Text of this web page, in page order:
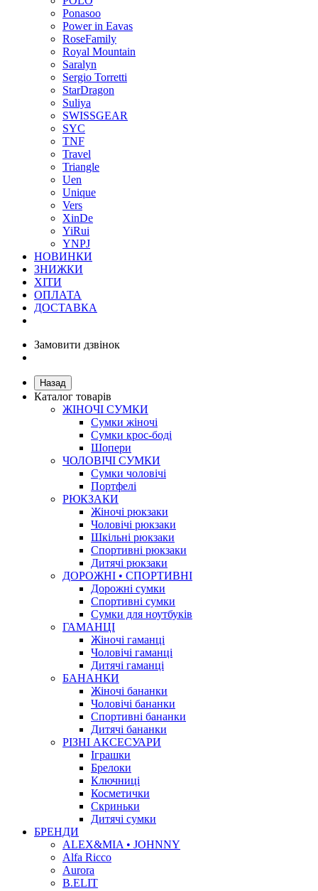
Ponasoo
Power in Eavas
RoseFamily
Royal Mountain
Saralyn
Sergio Torretti
StarDragon
Suliya
SWISSGEAR
SYC
TNF
Travel
Triangle
Uen
Unique
Vers
XinDe
YiRui
YNPJ
НОВИНКИ
ЗНИЖКИ
ХІТИ
ОПЛАТА
ДОСТАВКА
Замовити дзвінок
Назад
Каталог товарів
ЖІНОЧІ СУМКИ
Сумки жіночі
Сумки крос-боді
Шопери
ЧОЛОВІЧІ СУМКИ
Сумки чоловічі
Портфелі
РЮКЗАКИ
Жіночі рюкзаки
Чоловічі рюкзаки
Шкільні рюкзаки
Спортивні рюкзаки
Дитячі рюкзаки
ДОРОЖНІ • СПОРТИВНІ
Дорожні сумки
Спортивні сумки
Сумки для ноутбуків
ГАМАНЦІ
Жіночі гаманці
Чоловічі гаманці
Дитячі гаманці
БАНАНКИ
Жіночі бананки
Чоловічі бананки
Спортивні бананки
Дитячі бананки
РІЗНІ АКСЕСУАРИ
Іграшки
Брелоки
Ключниці
Косметички
Скриньки
Дитячі сумки
БРЕНДИ
ALEX&MIA • JOHNNY
Alfa Ricco
Aurora
B.ELIT